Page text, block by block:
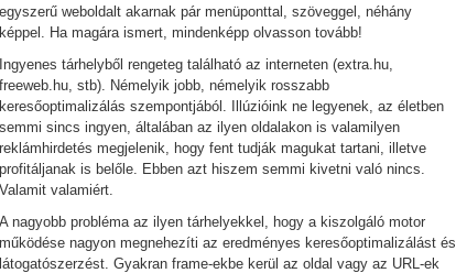
egyszerű weboldalt akarnak pár menüponttal, szöveggel, néhány
képpel. Ha magára ismert, mindenképp olvasson tovább!
Ingyenes tárhelyből rengeteg található az interneten (extra.hu,
freeweb.hu, stb). Némelyik jobb, némelyik rosszabb
keresőoptimalizálás szempontjából. Illúzióink ne legyenek, az életben
semmi sincs ingyen, általában az ilyen oldalakon is valamilyen
reklámhirdetés megjelenik, hogy fent tudják magukat tartani, illetve
profitáljanak is belőle. Ebben azt hiszem semmi kivetni való nincs.
Valamit valamiért.
A nagyobb probléma az ilyen tárhelyekkel, hogy a kiszolgáló motor
működése nagyon megnehezíti az eredményes keresőoptimalizálást és
látogatószerzést. Gyakran frame-ekbe kerül az oldal vagy az URL-ek